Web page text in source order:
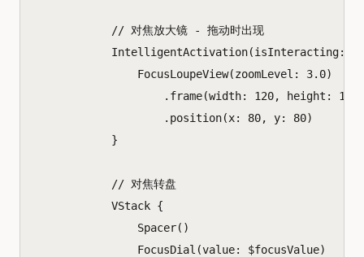
// 对焦放大镜 - 拖动时出现
IntelligentActivation(isInteracting:
FocusLoupeView(zoomLevel : 3.0)
. frame(width: 120, height : 120
. position(x: 80, y: 80)
}
// 对焦转盘
VStack {
Spacer()
FocusDial (value: $focusValue)